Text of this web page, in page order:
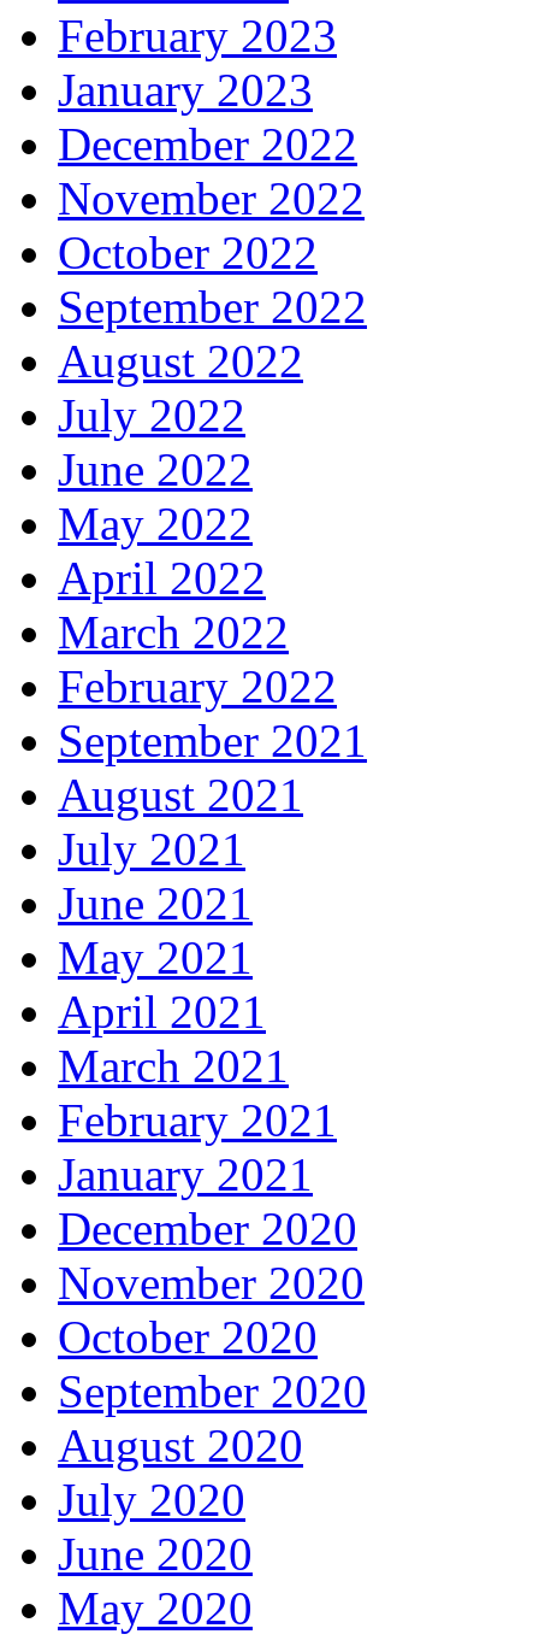
February 2023
January 2023
December 2022
November 2022
October 2022
September 2022
August 2022
July 2022
June 2022
May 2022
April 2022
March 2022
February 2022
September 2021
August 2021
July 2021
June 2021
May 2021
April 2021
March 2021
February 2021
January 2021
December 2020
November 2020
October 2020
September 2020
August 2020
July 2020
June 2020
May 2020